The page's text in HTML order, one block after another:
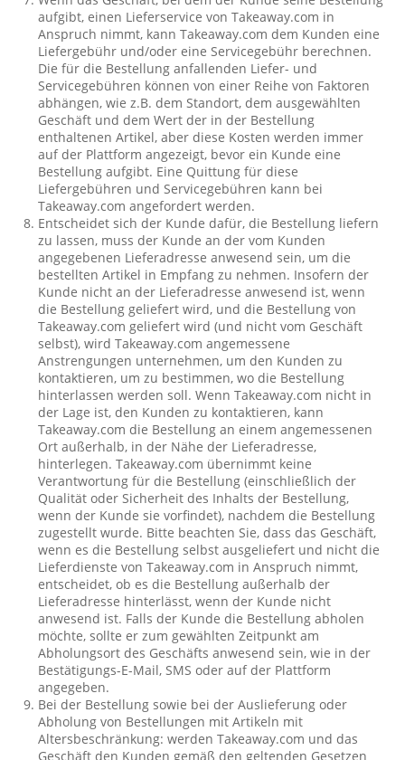
aufgibt, einen Lieferservice von Takeaway.com in
Anspruch nimmt, kann Takeaway.com dem Kunden eine
Liefergebühr und/oder eine Servicegebühr berechnen.
Die für die Bestellung anfallenden Liefer- und
Servicegebühren können von einer Reihe von Faktoren
abhängen, wie z.B. dem Standort, dem ausgewählten
Geschäft und dem Wert der in der Bestellung
enthaltenen Artikel, aber diese Kosten werden immer
auf der Plattform angezeigt, bevor ein Kunde eine
Bestellung aufgibt. Eine Quittung für diese
Liefergebühren und Servicegebühren kann bei
Takeaway.com angefordert werden.
Entscheidet sich der Kunde dafür, die Bestellung liefern
zu lassen, muss der Kunde an der vom Kunden
angegebenen Lieferadresse anwesend sein, um die
bestellten Artikel in Empfang zu nehmen. Insofern der
Kunde nicht an der Lieferadresse anwesend ist, wenn
die Bestellung geliefert wird, und die Bestellung von
Takeaway.com geliefert wird (und nicht vom Geschäft
selbst), wird Takeaway.com angemessene
Anstrengungen unternehmen, um den Kunden zu
kontaktieren, um zu bestimmen, wo die Bestellung
hinterlassen werden soll. Wenn Takeaway.com nicht in
der Lage ist, den Kunden zu kontaktieren, kann
Takeaway.com die Bestellung an einem angemessenen
Ort außerhalb, in der Nähe der Lieferadresse,
hinterlegen. Takeaway.com übernimmt keine
Verantwortung für die Bestellung (einschließlich der
Qualität oder Sicherheit des Inhalts der Bestellung,
wenn der Kunde sie vorfindet), nachdem die Bestellung
zugestellt wurde. Bitte beachten Sie, dass das Geschäft,
wenn es die Bestellung selbst ausgeliefert und nicht die
Lieferdienste von Takeaway.com in Anspruch nimmt,
entscheidet, ob es die Bestellung außerhalb der
Lieferadresse hinterlässt, wenn der Kunde nicht
anwesend ist. Falls der Kunde die Bestellung abholen
möchte, sollte er zum gewählten Zeitpunkt am
Abholungsort des Geschäfts anwesend sein, wie in der
Bestätigungs-E-Mail, SMS oder auf der Plattform
angegeben.
Bei der Bestellung sowie bei der Auslieferung oder
Abholung von Bestellungen mit Artikeln mit
Altersbeschränkung: werden Takeaway.com und das
Geschäft den Kunden gemäß den geltenden Gesetzen